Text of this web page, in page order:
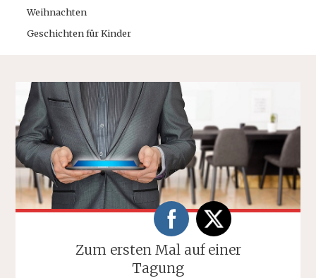
Weihnachten
Geschichten für Kinder
Zum ersten Mal auf einer
Tagung